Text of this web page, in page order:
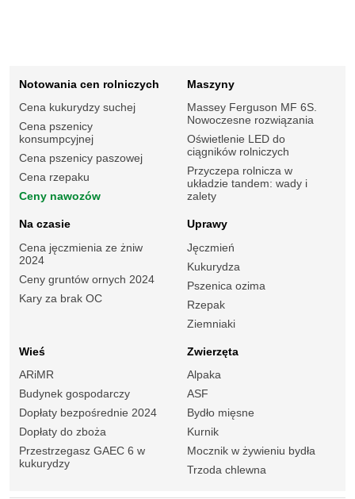
Notowania cen rolniczych
Cena kukurydzy suchej
Cena pszenicy
konsumpcyjnej
Cena pszenicy paszowej
Cena rzepaku
Ceny nawozów
Maszyny
Massey Ferguson MF 6S.
Nowoczesne rozwiązania
Oświetlenie LED do
ciągników rolniczych
Przyczepa rolnicza w
układzie tandem: wady i
zalety
Na czasie
Cena jęczmienia ze żniw
2024
Ceny gruntów ornych 2024
Kary za brak OC
Uprawy
Jęczmień
Kukurydza
Pszenica ozima
Rzepak
Ziemniaki
Wieś
ARiMR
Budynek gospodarczy
Dopłaty bezpośrednie 2024
Dopłaty do zboża
Przestrzegasz GAEC 6 w
kukurydzy
Zwierzęta
Alpaka
ASF
Bydło mięsne
Kurnik
Mocznik w żywieniu bydła
Trzoda chlewna